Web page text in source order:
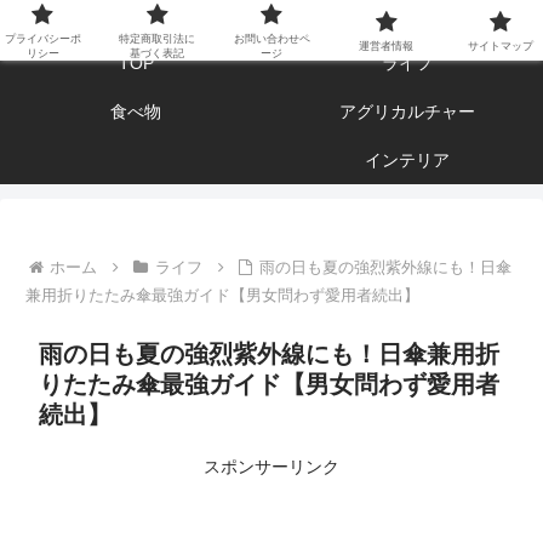
エンジョイ ブログライフ
TOP ライフ
食べ物 アグリカルチャー
インテリア
ホーム ライフ
雨の日も夏の強烈紫外線にも！日傘
兼用折りたたみ傘最強ガイド【男女問わず愛用者続出】
雨の日も夏の強烈紫外線にも！日傘兼用折
りたたみ傘最強ガイド【男女問わず愛用者
続出】
スポンサーリンク
プライバシーポ
リシー
特定商取引法に
基づく表記
お問い合わせペ
ージ
運営者情報 サイトマップ